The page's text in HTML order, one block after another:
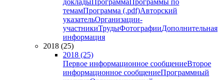
докладыПрограммаПрограммы по
темамПрограмма (.pdf)Авторский
указательОрганизации-
участникиТрудыФотографииДополнительная
информация
2018 (25)
2018 (25)
Первое информационное сообщениеВторое
информационное сообщениеПрограммный